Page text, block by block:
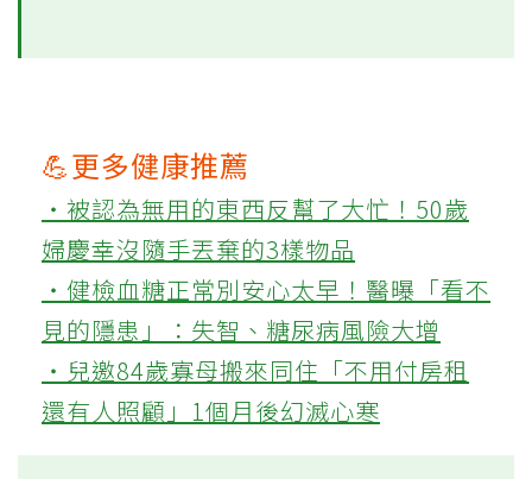
💪更多健康推薦
‧被認為無用的東西反幫了大忙！50歲
婦慶幸沒隨手丟棄的3樣物品
‧健檢血糖正常別安心太早！醫曝「看不
見的隱患」：失智、糖尿病風險大增
‧兒邀84歲寡母搬來同住「不用付房租
還有人照顧」1個月後幻滅心寒